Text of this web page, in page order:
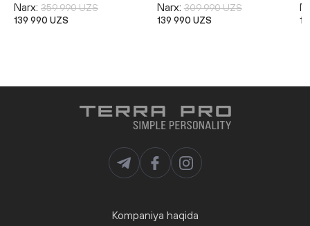
Narx: 359 990 UZS
139 990 UZS
Narx: 309 990 UZS
139 990 UZS
Kompaniya haqida